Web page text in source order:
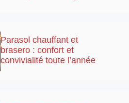
Parasol chauffant et
brasero : confort et
convivialité toute l’année